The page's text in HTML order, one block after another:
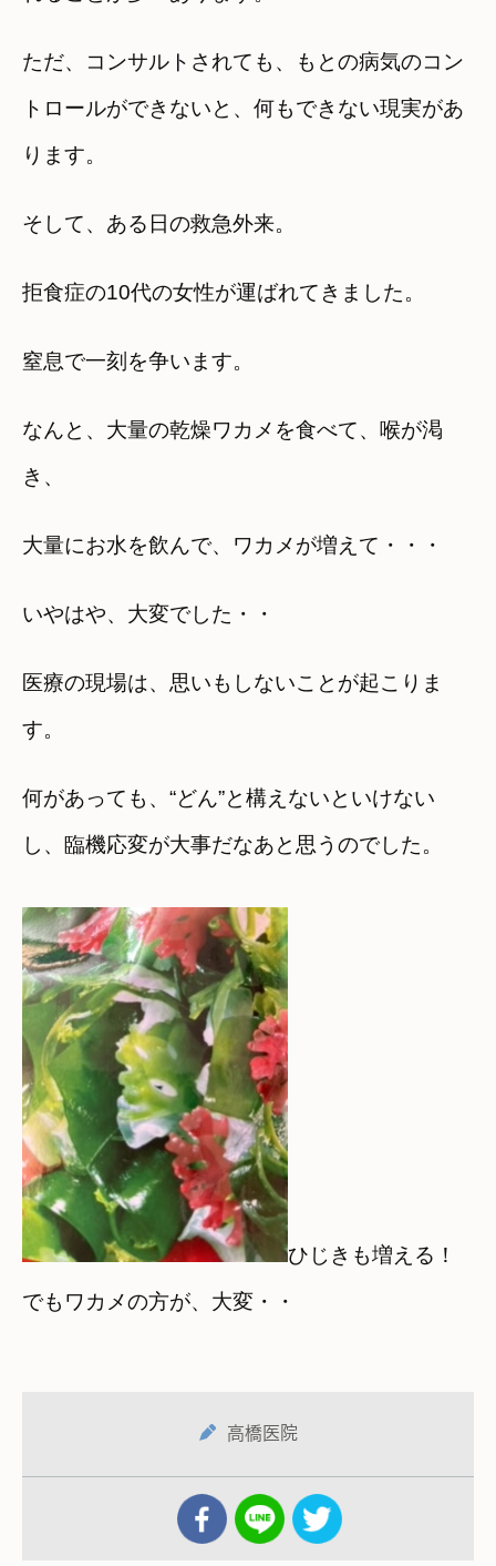
ただ、コンサルトされても、もとの病気のコン
トロールができないと、何もできない現実があ
ります。
そして、ある日の救急外来。
拒食症の10代の女性が運ばれてきました。
窒息で一刻を争います。
なんと、大量の乾燥ワカメを食べて、喉が渇
き、
大量にお水を飲んで、ワカメが増えて・・・
いやはや、大変でした・・
医療の現場は、思いもしないことが起こりま
す。
何があっても、“どん”と構えないといけない
し、臨機応変が大事だなあと思うのでした。
ひじきも増える！
でもワカメの方が、大変・・
高橋医院